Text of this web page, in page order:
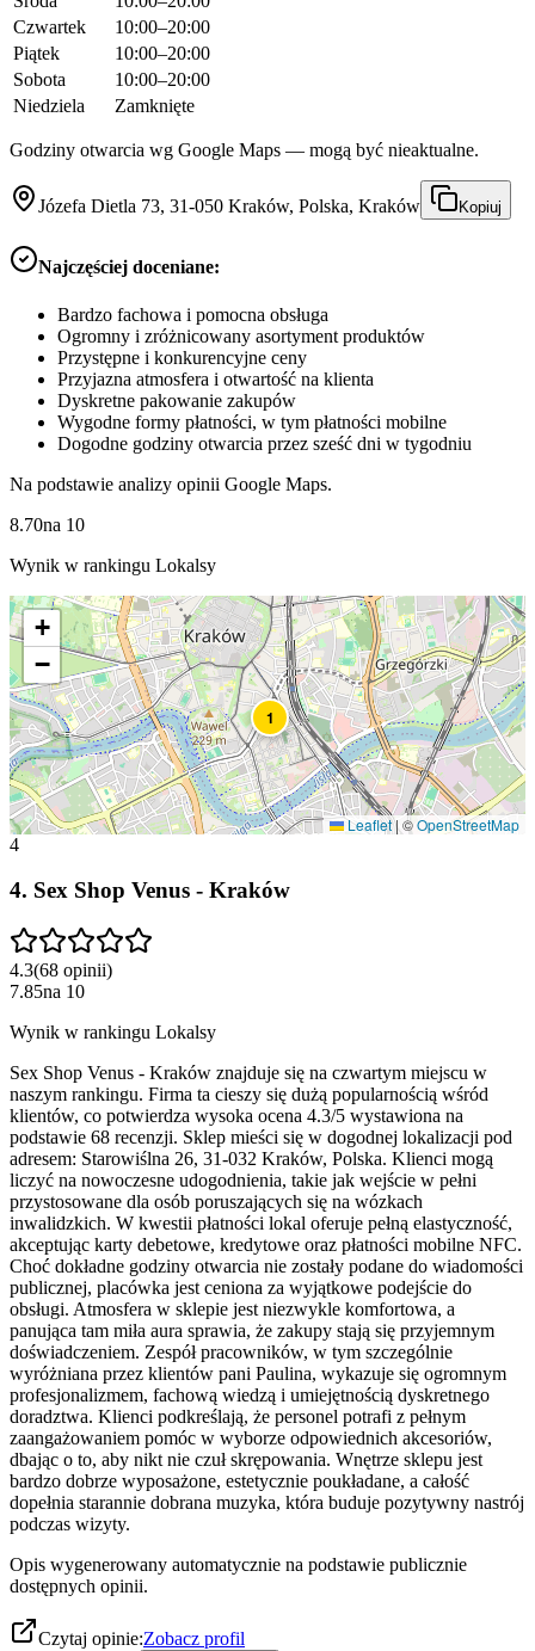
Czwartek
10:00–20:00
Piątek
10:00–20:00
Sobota
10:00–20:00
Niedziela
Zamknięte
Godziny otwarcia wg Google Maps — mogą być nieaktualne.
Józefa Dietla 73, 31-050 Kraków, Polska, Kraków Kopiuj
Najczęściej doceniane:
Bardzo fachowa i pomocna obsługa
Ogromny i zróżnicowany asortyment produktów
Przystępne i konkurencyjne ceny
Przyjazna atmosfera i otwartość na klienta
Dyskretne pakowanie zakupów
Wygodne formy płatności, w tym płatności mobilne
Dogodne godziny otwarcia przez sześć dni w tygodniu
Na podstawie analizy opinii Google Maps.
8.70na 10
Wynik w rankingu Lokalsy
1
+
−
Leaflet|©OpenStreetMap
4
4. Sex Shop Venus - Kraków
4.3(68 opinii)
7.85na 10
Wynik w rankingu Lokalsy
Sex Shop Venus - Kraków znajduje się na czwartym miejscu w
naszym rankingu. Firma ta cieszy się dużą popularnością wśród
klientów, co potwierdza wysoka ocena 4.3/5 wystawiona na
podstawie 68 recenzji. Sklep mieści się w dogodnej lokalizacji pod
adresem: Starowiślna 26, 31-032 Kraków, Polska. Klienci mogą
liczyć na nowoczesne udogodnienia, takie jak wejście w pełni
przystosowane dla osób poruszających się na wózkach
inwalidzkich. W kwestii płatności lokal oferuje pełną elastyczność,
akceptując karty debetowe, kredytowe oraz płatności mobilne NFC.
Choć dokładne godziny otwarcia nie zostały podane do wiadomości
publicznej, placówka jest ceniona za wyjątkowe podejście do
obsługi. Atmosfera w sklepie jest niezwykle komfortowa, a
panująca tam miła aura sprawia, że zakupy stają się przyjemnym
doświadczeniem. Zespół pracowników, w tym szczególnie
wyróżniana przez klientów pani Paulina, wykazuje się ogromnym
profesjonalizmem, fachową wiedzą i umiejętnością dyskretnego
doradztwa. Klienci podkreślają, że personel potrafi z pełnym
zaangażowaniem pomóc w wyborze odpowiednich akcesoriów,
dbając o to, aby nikt nie czuł skrępowania. Wnętrze sklepu jest
bardzo dobrze wyposażone, estetycznie poukładane, a całość
dopełnia starannie dobrana muzyka, która buduje pozytywny nastrój
podczas wizyty.
Opis wygenerowany automatycznie na podstawie publicznie
dostępnych opinii.
Czytaj opinie:Zobacz profil